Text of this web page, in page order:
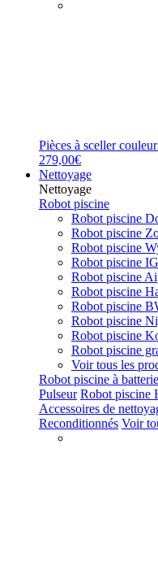
Pièces à sceller
279,00€
Nettoyage
Nettoyage
Robot piscine
Robot piscine
Robot piscine
Robot piscine
Robot piscine
Robot piscine
Robot piscine
Robot piscine
Robot piscine
Robot piscine
Robot piscine
Voir tous les
Robot piscine à batterie
Pulseur Robot piscine
Accessoires de
Reconditionnés Voir